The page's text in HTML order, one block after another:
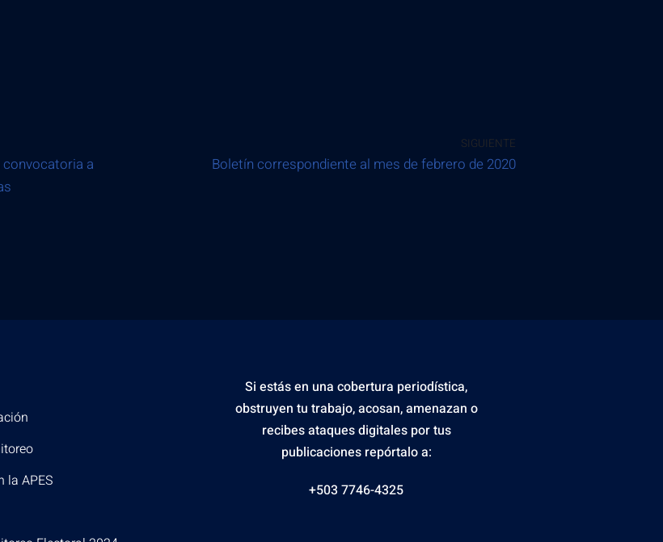
convocatoria a
SIGUIENTE
Boletín correspondiente al mes de febrero de 2020
la APES
Si estás en una cobertura periodística,
obstruyen tu trabajo, acosan, amenazan o
recibes ataques digitales por tus
publicaciones repórtalo a:
+503 7746-4325